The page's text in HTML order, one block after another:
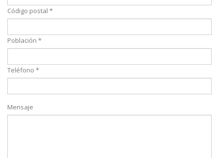
Código postal *
Población *
Teléfono *
Mensaje